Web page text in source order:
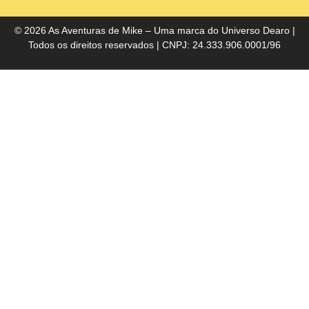
© 2026 As Aventuras de Mike – Uma marca do Universo Dearo|
Todos os direitos reservados | CNPJ: 24.333.906.0001/96